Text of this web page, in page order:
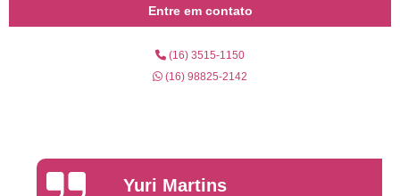
Entre em contato
(16) 3515-1150
(16) 98825-2142
Yuri Martins